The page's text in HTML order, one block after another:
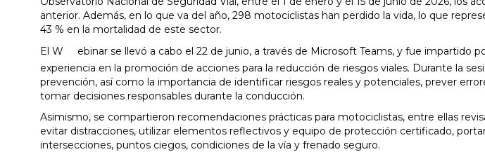
anterior. Además, en lo que va del año, 298 motociclistas han perdido la vida, lo que
43 % en la mortalidad de este sector.
El W
ebinar se llevó a cabo el 22 de junio, a través de Microsoft Teams, y fue impartido
experiencia en la promoción de acciones para la reducción de riesgos viales. Durante la
prevención, así como la importancia de identificar riesgos reales y potenciales, prever
tomar decisiones responsables durante la conducción.
Asimismo, se compartieron recomendaciones prácticas para motociclistas, entre ellas
evitar distracciones, utilizar elementos reflectivos y equipo de protección certificado,
intersecciones, puntos ciegos, condiciones de la vía y frenado seguro.